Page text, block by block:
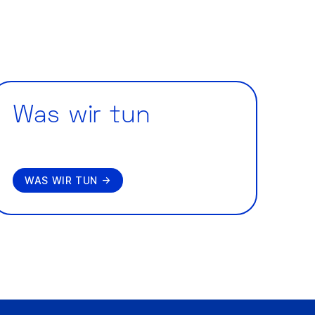
Was wir tun
WAS WIR TUN